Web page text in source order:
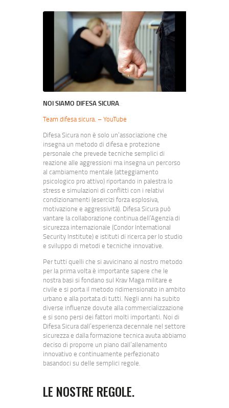
NOI SIAMO DIFESA SICURA.
Team difesa sicura. – YouTube
Difesa Sicura non è solo un’associazione che
insegna un metodo di difesa e protezione
personale che prevede tecniche semplici di
reazione alle aggressioni ma insegna un percorso
al cambiamento mentale (atteggiamento
psicologico pro attivo) riportando in palestra lo
stress e simulazioni di conflitti con i relativi
condizionamenti (esercizi forza esplosiva,
motivazione e aggressività). Difesa Sicura può
vantare la collaborazione continua dell’Agenzia di
sicurezza internazionale (Condor International
Security Institute) e istituti di ricerca per lo studio
e sviluppo di metodi e tecniche innovative.
Per tutti quelli che si avvicinano al nostro metodo
per la prima volta è importante sapere che le
nostra basi si fondano sul Krav Maga militare e
civile e si porta il metodo ridimensionato in ambito
urbano e alla portata di tutti. Negli anni ha subito
diverse influenze dovute alla commercializzazione
e si sono persi dei fattori molti importanti. Noi di
Difesa Sicura dall’esperienza decennale nel settore
sicurezza e dalla formazione tecnica avuta abbiamo
deciso di proporre un piano dall’allenamento
innovativo e continuamente perfezionato
basandoci su delle semplici regole.
LE NOSTRE REGOLE.